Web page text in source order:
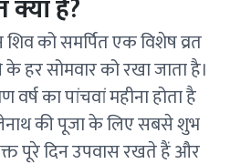
क्या है?
शिव को समर्पित एक विशेष व्रत
हर सोमवार को रखा जाता है।
का पांचवां महीना होता है
की पूजा के लिए सबसे शुभ
पूरे दिन उपवास रखते हैं और